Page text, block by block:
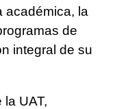
académica, la
de
integral de su
la UAT,